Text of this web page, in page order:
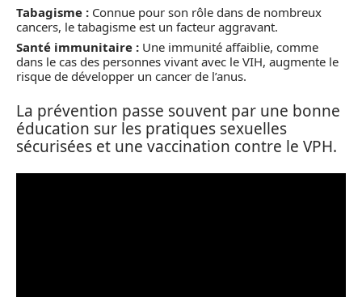
Tabagisme : Connue pour son rôle dans de nombreux
cancers, le tabagisme est un facteur aggravant.
Santé immunitaire : Une immunité affaiblie, comme
dans le cas des personnes vivant avec le VIH, augmente le
risque de développer un cancer de l’anus.
La prévention passe souvent par une bonne
éducation sur les pratiques sexuelles
sécurisées et une vaccination contre le VPH.